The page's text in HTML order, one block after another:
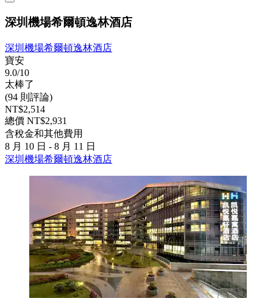
深圳機場希爾頓逸林酒店
深圳機場希爾頓逸林酒店
寶安
9.0/10
太棒了
(94 則評論)
NT$2,514
總價 NT$2,931
含稅金和其他費用
8 月 10 日 - 8 月 11 日
深圳機場希爾頓逸林酒店